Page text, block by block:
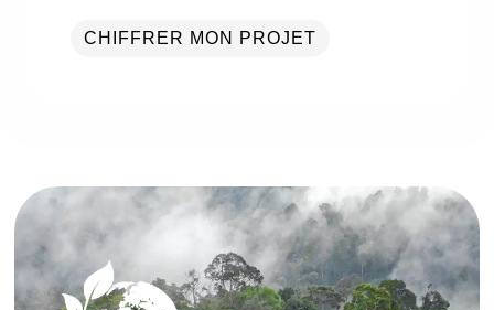
CHIFFRER MON PROJET